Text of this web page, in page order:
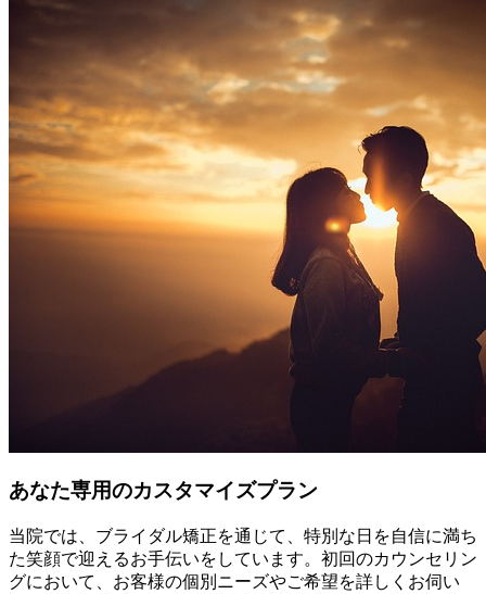
あなた専用のカスタマイズプラン
当院では、ブライダル矯正を通じて、特別な日を自信に満ち
た笑顔で迎えるお手伝いをしています。初回のカウンセリン
グにおいて、お客様の個別ニーズやご希望を詳しくお伺い